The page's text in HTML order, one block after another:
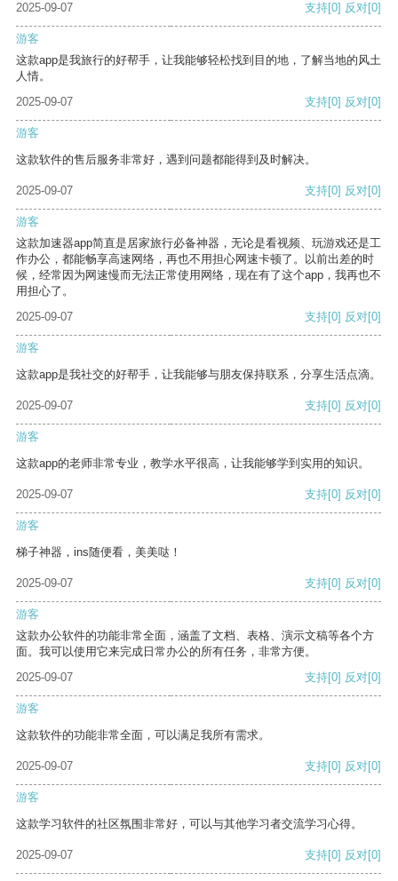
2025-09-07
支持[0] 反对[0]
游客
这款app是我旅行的好帮手，让我能够轻松找到目的地，了解当地的风土
人情。
2025-09-07
支持[0] 反对[0]
游客
这款软件的售后服务非常好，遇到问题都能得到及时解决。
2025-09-07 支持[0] 反对[0]
游客
这款加速器app简直是居家旅行必备神器，无论是看视频、玩游戏还是工
作办公，都能畅享高速网络，再也不用担心网速卡顿了。以前出差的时
候，经常因为网速慢而无法正常使用网络，现在有了这个app，我再也不
用担心了。
2025-09-07
支持[0] 反对[0]
游客
这款app是我社交的好帮手，让我能够与朋友保持联系，分享生活点滴。
2025-09-07 支持[0] 反对[0]
游客
这款app的老师非常专业，教学水平很高，让我能够学到实用的知识。
2025-09-07 支持[0] 反对[0]
游客
梯子神器，ins随便看，美美哒！
2025-09-07 支持[0] 反对[0]
游客
这款办公软件的功能非常全面，涵盖了文档、表格、演示文稿等各个方
面。我可以使用它来完成日常办公的所有任务，非常方便。
2025-09-07
支持[0] 反对[0]
游客
这款软件的功能非常全面，可以满足我所有需求。
2025-09-07 支持[0] 反对[0]
游客
这款学习软件的社区氛围非常好，可以与其他学习者交流学习心得。
2025-09-07 支持[0] 反对[0]